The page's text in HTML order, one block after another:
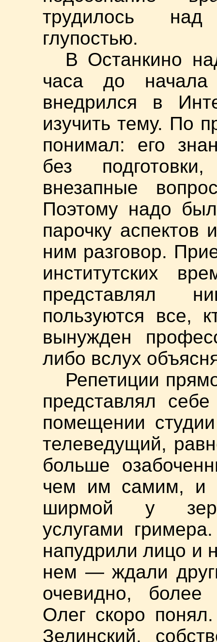
трудилось
глупостью.
В Останкино
часа до
внедрился в
изучить тему. По
понимал: его
без
внезапные
Поэтому надо
парочку аспектов
ним разговор.
институтских
представлял
пользуются все,
вынужден
либо вслух
Репетиции
представлял
помещении
телеведущий,
больше
чем им самим, и
ширмой у
услугами
напудрили лицо и
нем — ждали
очевидно,
Олег скоро
Зелинский,